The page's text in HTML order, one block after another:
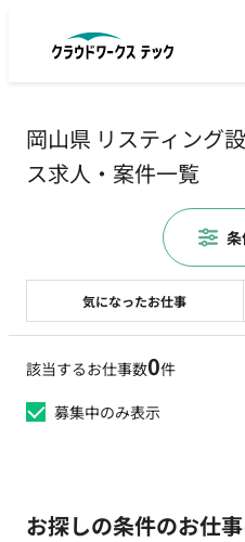
岡山県 リスティング
ス求人・案件一覧
該当するお仕事数0件
募集中のみ表示
お探しの条件のお仕
気になったお仕事